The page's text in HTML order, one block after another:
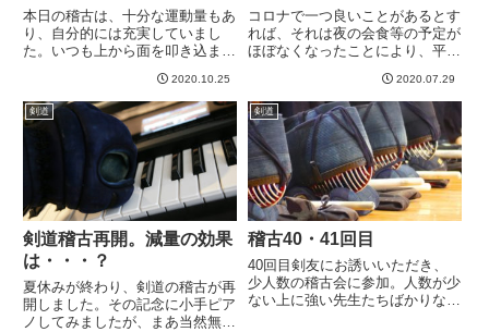
本日の稽古は、十分な運動量もあ
り、自分的には充実していまし
た。いつも上から面を叩き込まれ
相面でいいところをとれたと思い
ます。多分一回の稽古で４回打て
たのは新記録な気がします。いい
感じに打てる時は、足が低く遠く
2020.10.25
コロナで一つ良いことがあるとす
れば、それは夜の会食等の予定が
ほぼなくなったことにより、平日
と。うまくすれば明日も行けそう
です＾＾さて、稽古20回目。今
日は先生の方が多いという贅沢環
境でした。８段の先生が２名も
い...
2020.07.29
剣道
剣道稽古再開。減量の効果
は・・・？
夏休みが終わり、剣道の稽古が再
開しました。その記念に小手ピア
ノしてみましたが、まあ当然無理
剣道
稽古40・41回目
40回目剣友にお誘いいただき、
少人数の稽古会に参加。人数が少
ない上に強い先生たちばかりなの